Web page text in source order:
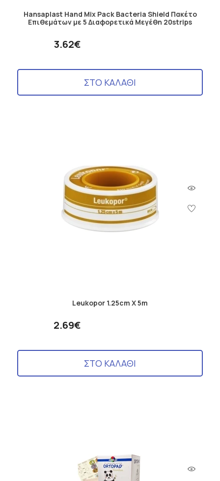
Hansaplast Hand Mix Pack Bacteria Shield Πακέτο
Επιθεμάτων με 5 Διαφορετικά Μεγέθη 20strips
3.62€
ΣΤΟ ΚΑΛΑΘΙ
Leukopor 1.25cm X 5m
2.69€
ΣΤΟ ΚΑΛΑΘΙ